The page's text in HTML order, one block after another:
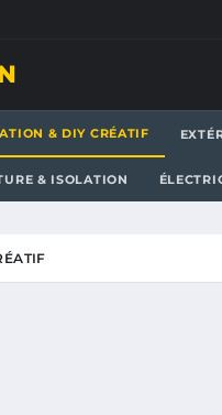
& DIY CRÉATIF
& ISOLATION